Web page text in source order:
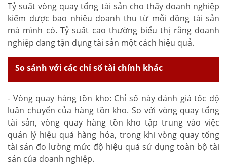
Tỷ suất vòng quay tổng tài sản cho thấy doanh nghiệp
kiếm được bao nhiêu doanh thu từ mỗi đồng tài sản
mà mình có. Tỷ suất cao thường biểu thị rằng doanh
nghiệp đang tận dụng tài sản một cách hiệu quả.
So sánh với các chỉ số tài chính khác
- Vòng quay hàng tồn kho: Chỉ số này đánh giá tốc độ
luân chuyển của hàng tồn kho. So với vòng quay tổng
tài sản, vòng quay hàng tồn kho tập trung vào việc
quản lý hiệu quả hàng hóa, trong khi vòng quay tổng
tài sản đo lường mức độ hiệu quả sử dụng toàn bộ tài
sản của doanh nghiệp.